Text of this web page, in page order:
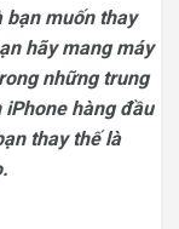
bạn muốn thay
hãy mang máy
những trung
hàng đầu
thay thế là